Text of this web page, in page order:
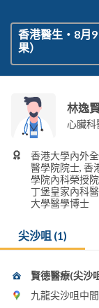
香港醫生・ 8月
果）
林逸
心臟科
香港大學內外
醫學院院士, 香
學院內科榮授
丁堡皇家內科
大學醫學博士
尖沙咀 (1)
賢德醫療(尖沙
九龍尖沙咀中